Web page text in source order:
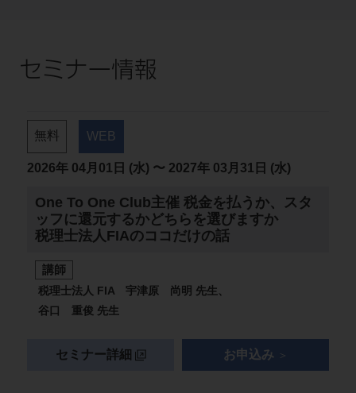
セミナー情報